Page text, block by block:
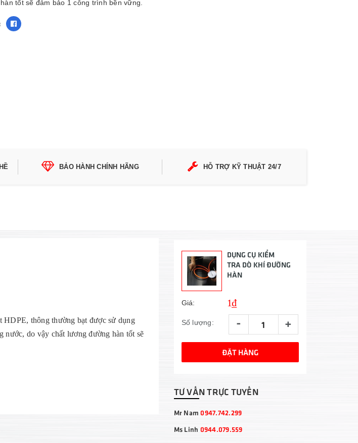
tốt sẽ đảm bảo 1 công trình bền vững.
BẢO HÀNH CHÍNH HÃNG HỖ TRỢ KỸ THUẬT 24/7
thông thường bạt được sử dụng
nước, do vậy chất lương đường hàn tốt sẽ
DỤNG CỤ KIỂM
TRA DÒ KHÍ ĐƯỜNG
HÀN
Giá: 1₫
Số lượng: - +
ĐẶT HÀNG
TƯ VẤN TRỰC TUYẾN
Mr Nam0947.742.299
Ms Linh 0944.079.559